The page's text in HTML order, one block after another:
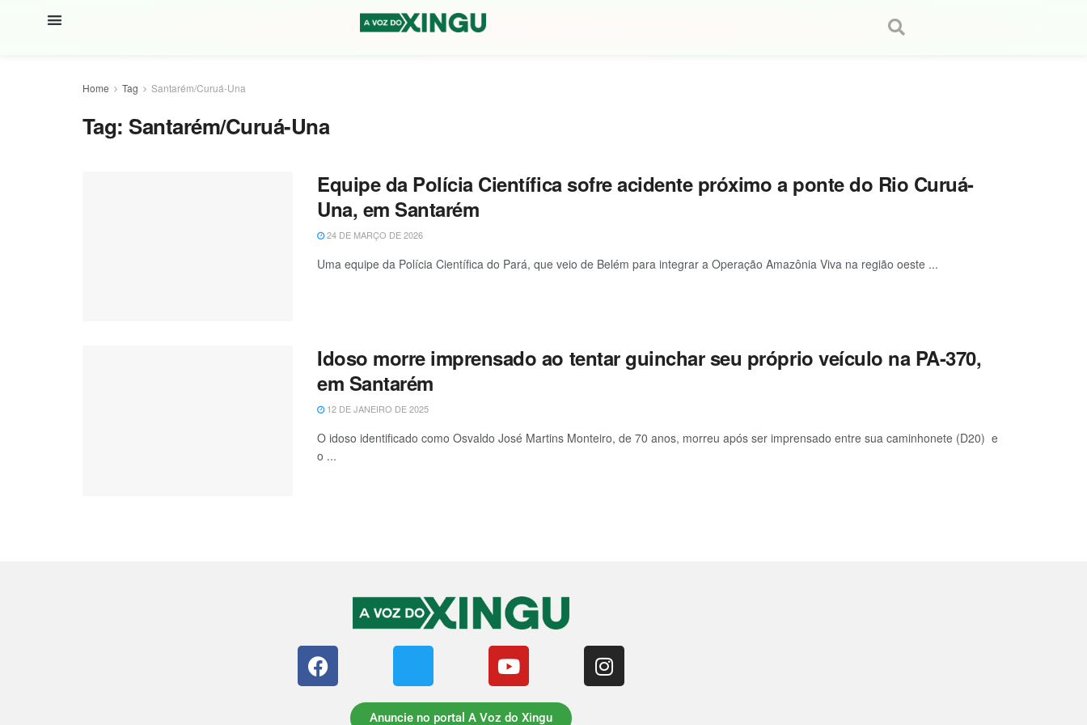
Home Tag Santarém/Curuá-Una
Tag: Santarém/Curuá-Una
Equipe da Polícia Científica sofre acidente próximo a ponte do Rio Curuá-
Una, em Santarém
24 DE MARÇO DE 2026
Uma equipe da Polícia Científica do Pará, que veio de Belém para integrar a Operação Amazônia Viva na região oeste ...
Idoso morre imprensado ao tentar guinchar seu próprio veículo na PA-370,
em Santarém
12 DE JANEIRO DE 2025
O idoso identificado como Osvaldo José Martins Monteiro, de 70 anos, morreu após ser imprensado entre sua caminhonete (D20) e
o ...
Anuncie no portal A Voz do Xingu